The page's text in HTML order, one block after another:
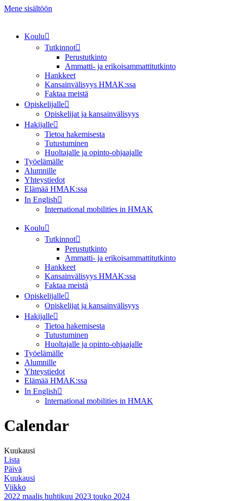
Mene sisältöön
Koulu
Tutkinnot
Perustutkinto
Ammatti- ja erikoisammattitutkinto
Hankkeet
Kansainvälisyys HMAK:ssa
Faktaa meistä
Opiskelijalle
Opiskelijat ja kansainvälisyys
Hakijalle
Tietoa hakemisesta
Tutustuminen
Huoltajalle ja opinto-ohjaajalle
Työelämälle
Alumnille
Yhteystiedot
Elämää HMAK:ssa
In English
International mobilities in HMAK
Koulu
Tutkinnot
Perustutkinto
Ammatti- ja erikoisammattitutkinto
Hankkeet
Kansainvälisyys HMAK:ssa
Faktaa meistä
Opiskelijalle
Opiskelijat ja kansainvälisyys
Hakijalle
Tietoa hakemisesta
Tutustuminen
Huoltajalle ja opinto-ohjaajalle
Työelämälle
Alumnille
Yhteystiedot
Elämää HMAK:ssa
In English
International mobilities in HMAK
Calendar
Kuukausi
Lista
Päivä
Kuukausi
Viikko
2022 maalis huhtikuu 2023 touko 2024